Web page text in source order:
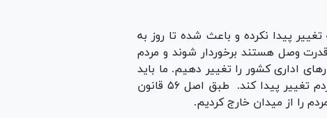
دیوانسالاری که حدود ۸۰ سال است که تغییر پیدا نکرده و باعث شده تا روز به
وصل هستند برخوردار شوند و مردم
اداری کشور را تغییر دهیم. ما باید
طرز تفکر مدیران کشور را تغییر دهیم. باید نوع نگاه مسئولین به مردم تغییر پیدا کند. طبق اصل ۵۶ قانون
را از میدان خارج کردیم.